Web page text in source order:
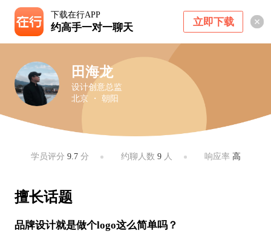
下载在行APP
约高手一对一聊天 立即下载
田海龙
设计创意总监
北京 ・ 朝阳
学员评分 9.7分 约聊人数 9人 响应率 高
擅长话题
品牌设计就是做个logo这么简单吗？